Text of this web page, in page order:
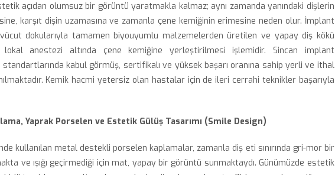
açıdan olumsuz bir görüntü yaratmakla kalmaz; aynı zamanda yanındaki dişlerin
karşıt dişin uzamasına ve zamanla çene kemiğinin erimesine neden olur. İmplant
dokularıyla tamamen biyouyumlu malzemelerden üretilen ve yapay diş kökü
lokal anestezi altında çene kemiğine yerleştirilmesi işlemidir. Sincan implant
standartlarında kabul görmüş, sertifikalı ve yüksek başarı oranına sahip yerli ve ithal
Kemik hacmi yetersiz olan hastalar için de ileri cerrahi teknikler başarıyla
Yaprak Porselen ve Estetik Gülüş Tasarımı (Smile Design)
kullanılan metal destekli porselen kaplamalar, zamanla diş eti sınırında gri-mor bir
ve ışığı geçirmediği için mat, yapay bir görüntü sunmaktaydı. Günümüzde estetik